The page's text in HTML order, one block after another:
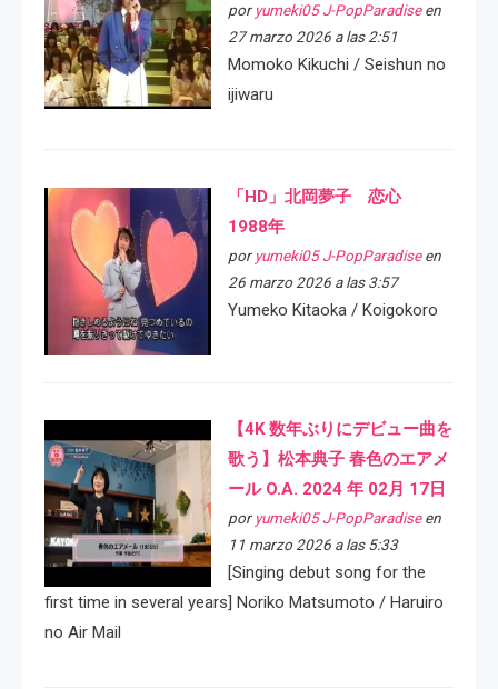
por yumeki05 J-PopParadiseen
27 marzo 2026 a las 2:51
Momoko Kikuchi / Seishun no
ijiwaru
「HD」北岡夢子 恋心
1988年
por yumeki05 J-PopParadiseen
26 marzo 2026 a las 3:57
Yumeko Kitaoka / Koigokoro
【4K 数年ぶりにデビュー曲を
歌う】松本典子 春色のエアメ
ール O.A. 2024 年 02月 17日
por yumeki05 J-PopParadiseen
11 marzo 2026 a las 5:33
[Singing debut song for the
first time in several years] Noriko Matsumoto / Haruiro
no Air Mail